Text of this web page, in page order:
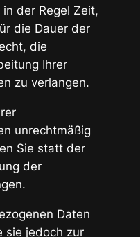
der Regel Zeit,
die Dauer der
die
Ihrer
zu verlangen.
unrechtmäßig
Sie statt der
der
Daten
sie jedoch zur